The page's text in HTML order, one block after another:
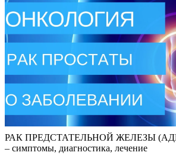
РАК ПРЕДСТАТЕЛЬНОЙ ЖЕЛЕЗЫ
– симптомы, диагностика, лечение